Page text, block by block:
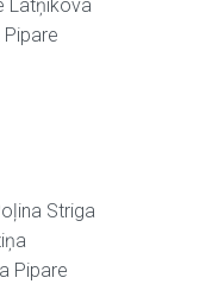
Latņikova
Striga
Pipare